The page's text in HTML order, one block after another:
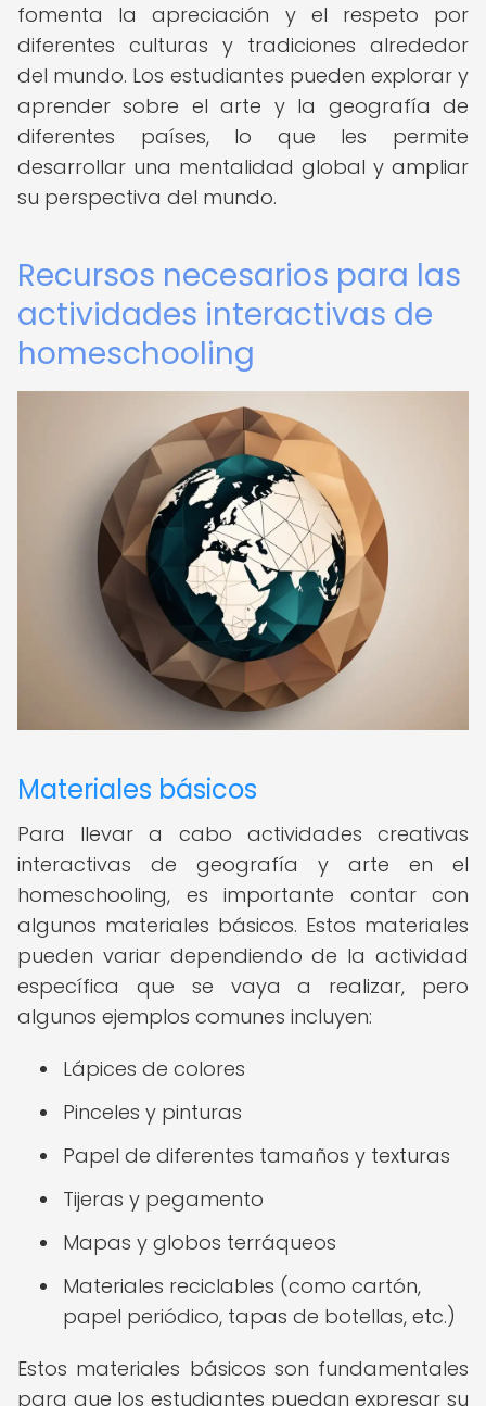
fomenta la apreciación y el respeto por
diferentes culturas y tradiciones alrededor
del mundo. Los estudiantes pueden explorar y
aprender sobre el arte y la geografía de
diferentes países, lo que les permite
desarrollar una mentalidad global y ampliar
su perspectiva del mundo.
Recursos necesarios para las
actividades interactivas de
homeschooling
Materiales básicos
Para llevar a cabo actividades creativas
interactivas de geografía y arte en el
homeschooling, es importante contar con
algunos materiales básicos. Estos materiales
pueden variar dependiendo de la actividad
específica que se vaya a realizar, pero
algunos ejemplos comunes incluyen:
Lápices de colores
Pinceles y pinturas
Papel de diferentes tamaños y texturas
Tijeras y pegamento
Mapas y globos terráqueos
Materiales reciclables (como cartón,
papel periódico, tapas de botellas, etc.)
Estos materiales básicos son fundamentales
para que los estudiantes puedan expresar su